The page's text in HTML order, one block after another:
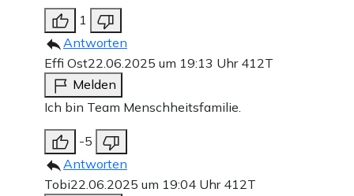
1
Antworten
Effi Ost22.06.2025 um 19:13 Uhr 412T
Melden
Ich bin Team Menschheitsfamilie.
-5
Antworten
Tobi22.06.2025 um 19:04 Uhr 412T